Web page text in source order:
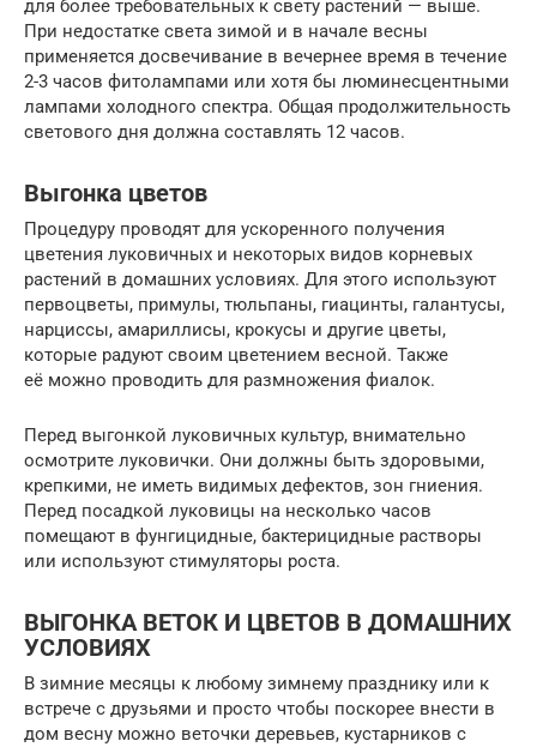
для более требовательных к свету растений — выше.
При недостатке света зимой и в начале весны
применяется досвечивание в вечернее время в течение
2-3 часов фитолампами или хотя бы люминесцентными
лампами холодного спектра. Общая продолжительность
светового дня должна составлять 12 часов.
Выгонка цветов
Процедуру проводят для ускоренного получения
цветения луковичных и некоторых видов корневых
растений в домашних условиях. Для этого используют
первоцветы, примулы, тюльпаны, гиацинты, галантусы,
нарциссы, амариллисы, крокусы и другие цветы,
которые радуют своим цветением весной. Также
её можно проводить для размножения фиалок.
Перед выгонкой луковичных культур, внимательно
осмотрите луковички. Они должны быть здоровыми,
крепкими, не иметь видимых дефектов, зон гниения.
Перед посадкой луковицы на несколько часов
помещают в фунгицидные, бактерицидные растворы
или используют стимуляторы роста.
ВЫГОНКА ВЕТОК И ЦВЕТОВ В ДОМАШНИХ
УСЛОВИЯХ
В зимние месяцы к любому зимнему празднику или к
встрече с друзьями и просто чтобы поскорее внести в
дом весну можно веточки деревьев, кустарников с